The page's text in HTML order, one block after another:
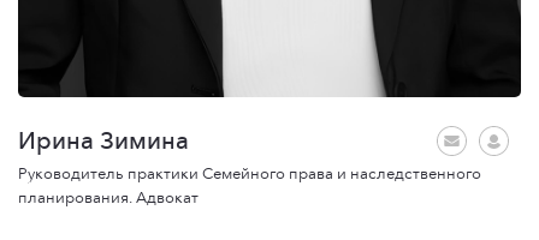
Ирина Зимина
Руководитель практики Семейного права и наследственного
планирования. Адвокат